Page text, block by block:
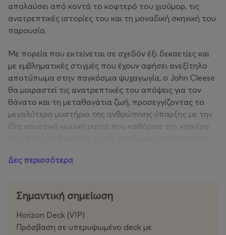
απολαύσει από κοντά το κοφτερό του χιούμορ, τις
ανατρεπτικές ιστορίες του και τη μοναδική σκηνική του
παρουσία.
Με πορεία που εκτείνεται σε σχεδόν έξι δεκαετίες και
με εμβληματικές στιγμές που έχουν αφήσει ανεξίτηλο
αποτύπωμα στην παγκόσμια ψυχαγωγία, ο John Cleese
θα μοιραστεί τις ανατρεπτικές του απόψεις για τον
θάνατο και τη μεταθανάτια ζωή, προσεγγίζοντας το
μεγαλύτερο μυστήριο της ανθρώπινης ύπαρξης με την
ίδια καυστική κωμική ματιά που καθόρισε την καριέρα
τα χρόνια του στους
Η συγκεκριμένη παράσταση αναμένεται να αποτελέσει
μία από τις πιο ξεχωριστές και αξέχαστες βραδιές του
φετινού καλοκαιριού στην Costa Navarino. Ο John
Δες περισσότερα
Σημαντική σημείωση
Horizon Deck (VIP)
Πρόσβαση σε υπερυψωμένο deck με